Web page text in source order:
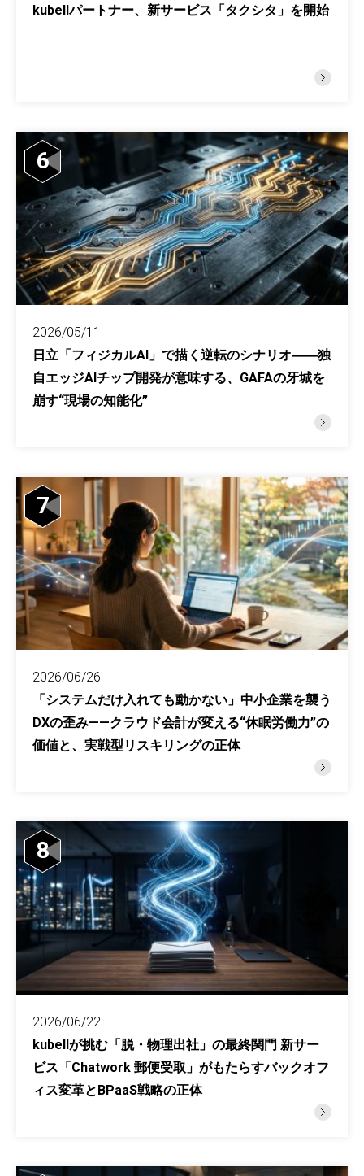
kubellパートナー、新サービス「タクシタ」を開始
6
2026/05/11
日立「フィジカルAI」で描く逆転のシナリオ――独
自エッジAIチップ開発が意味する、GAFAの牙城を
崩す“現場の知能化”
7
2026/06/26
「システムだけ入れても動かない」中小企業を襲う
DXの歪み——クラウド会計が変える“休眠労働力”の
価値と、実戦型リスキリングの正体
8
2026/06/22
kubellが挑む「脱・物理出社」の最終関門 新サー
ビス「Chatwork 郵便受取」がもたらすバックオフ
ィス変革とBPaaS戦略の正体